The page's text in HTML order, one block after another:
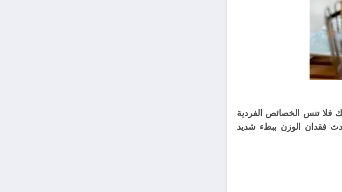
سيستغرق الأمر حوالي 60-75 يوما ومع ذلك فلا تنس الخصائص الفردية
فقدان الوزن ببطء شديد